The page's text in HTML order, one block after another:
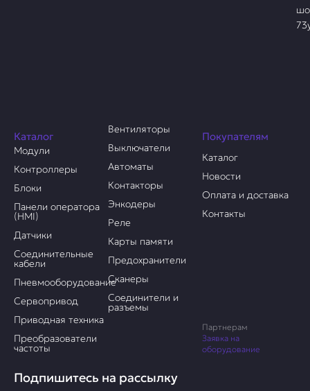
Подпишитесь на рассылку
Каталог
Модули
Контроллеры
Блоки
Панели оператора
(HMI)
Датчики
Соединительные
кабели
Пневмооборудование
Сервопривод
Приводная техника
Преобразователи
частоты
Вентиляторы
Выключатели
Автоматы
Контакторы
Энкодеры
Реле
Карты памяти
Предохранители
Сканеры
Соединители и
разъемы
Покупателям
Каталог
Новости
Оплата и доставка
Контакты
Партнерам
Заявка на
оборудование